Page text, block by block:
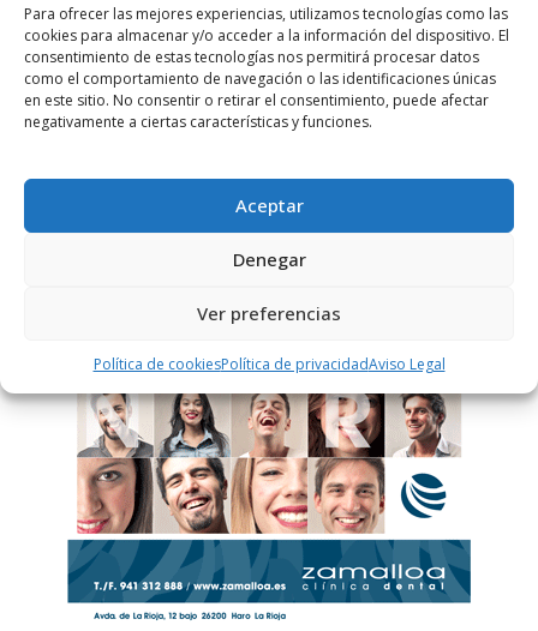
Para ofrecer las mejores experiencias, utilizamos tecnologías como las
cookies para almacenar y/o acceder a la información del dispositivo. El
consentimiento de estas tecnologías nos permitirá procesar datos
como el comportamiento de navegación o las identificaciones únicas
en este sitio. No consentir o retirar el consentimiento, puede afectar
negativamente a ciertas características y funciones.
Aceptar
Denegar
Ver preferencias
Política de cookiesPolítica de privacidadAviso Legal
aprobado.
Este sitio usa Akismet para reducir el spam.Aprende
cómo se procesan los datos de tus comentarios.